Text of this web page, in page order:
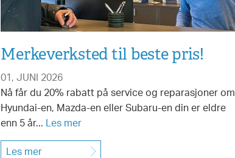
Merkeverksted til beste pris!
01, JUNI 2026
Nå får du 20% rabatt på service og reparasjoner om
Hyundai-en, Mazda-en eller Subaru-en din er eldre
enn 5 år... Les mer
Les mer